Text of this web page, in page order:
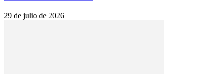
29 de julio de 2026